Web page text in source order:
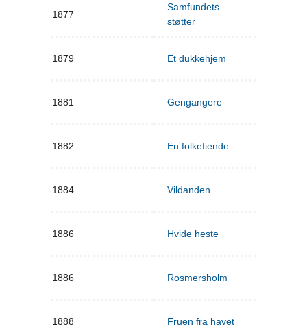
1877
Samfundets
støtter
1879 Et dukkehjem
1881 Gengangere
1882 En folkefiende
1884 Vildanden
1886 Hvide heste
1886 Rosmersholm
1888 Fruen fra havet